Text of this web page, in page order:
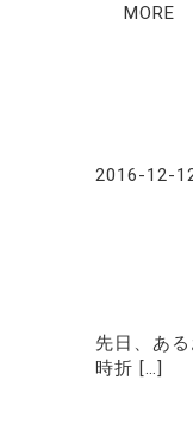
MORE
2016-12-
先日、あ
時折 […]